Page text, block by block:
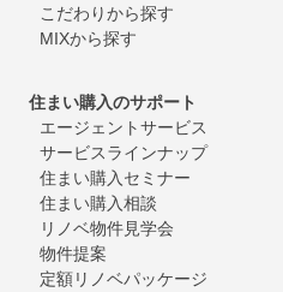
こだわりから探す
MIXから探す
住まい購入のサポート
エージェントサービス
サービスラインナップ
住まい購入セミナー
住まい購入相談
リノベ物件見学会
物件提案
定額リノベパッケージ